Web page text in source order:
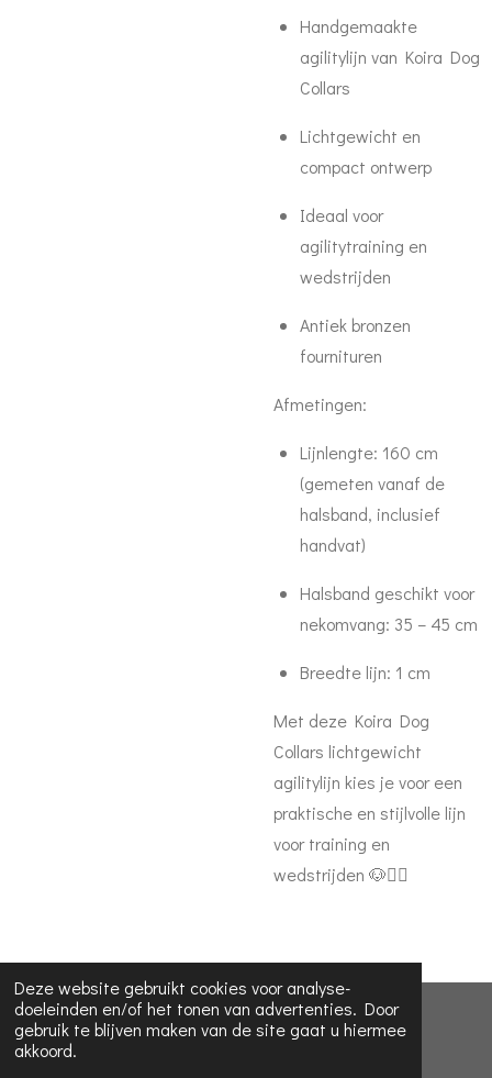
Deze website gebruikt cookies voor analyse-
doeleinden en/of het tonen van advertenties. Door
gebruik te blijven maken van de site gaat u hiermee
akkoord.
Handgemaakte
agilitylijn van Koira Dog
Collars
Lichtgewicht en
compact ontwerp
Ideaal voor
agilitytraining en
wedstrijden
Antiek bronzen
fournituren
Afmetingen:
Lijnlengte: 160 cm
(gemeten vanaf de
halsband, inclusief
handvat)
Halsband geschikt voor
nekomvang: 35 – 45 cm
Breedte lijn: 1 cm
Met deze Koira Dog
Collars lichtgewicht
agilitylijn kies je voor een
praktische en stijlvolle lijn
voor training en
wedstrijden 🐶🏃‍♀️
© 2023 - 2026 Koira dog collars
Powered by